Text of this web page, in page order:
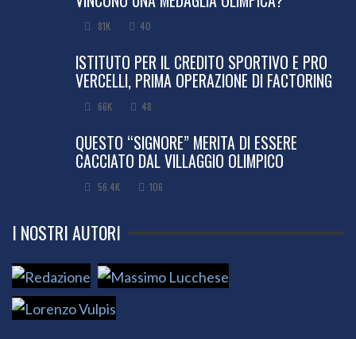
81K 40
ISTITUTO PER IL CREDITO SPORTIVO E PRO
VERCELLI, PRIMA OPERAZIONE DI FACTORING
66K 48
QUESTO “SIGNORE” MERITA DI ESSERE
CACCIATO DAL VILLAGGIO OLIMPICO
56.4K 106
I NOSTRI AUTORI